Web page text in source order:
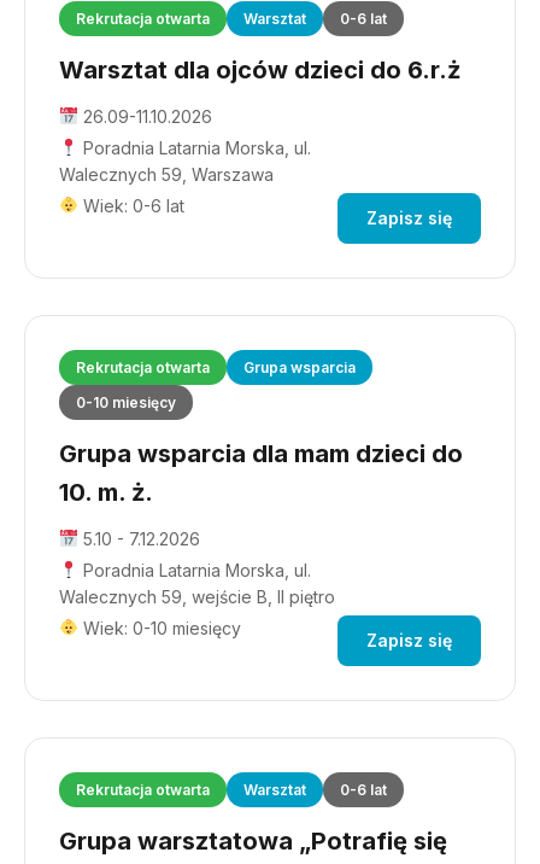
Rekrutacja otwarta Warsztat 0-6 lat
Warsztat dla ojców dzieci do 6.r.ż
26.09-11.10.2026
Poradnia Latarnia Morska, ul.
Walecznych 59, Warszawa
Wiek: 0-6 lat
Zapisz się
Rekrutacja otwarta
Grupa wsparcia
0-10 miesięcy
Grupa wsparcia dla mam dzieci do
10. m. ż.
5.10 - 7.12.2026
Poradnia Latarnia Morska, ul.
Walecznych 59, wejście B, II piętro
Wiek: 0-10 miesięcy
Zapisz się
Rekrutacja otwarta Warsztat 0-6 lat
Grupa warsztatowa „Potrafię się